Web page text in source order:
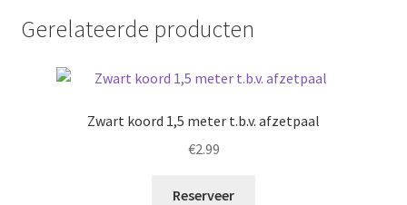
Gerelateerde producten
Zwart koord 1,5 meter t.b.v. afzetpaal
€2.99
Reserveer